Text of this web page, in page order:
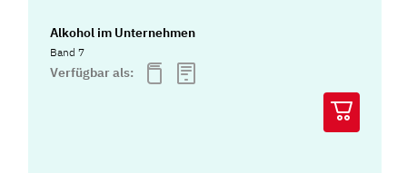
Alkohol im Unternehmen
Band 7
Verfügbar als: